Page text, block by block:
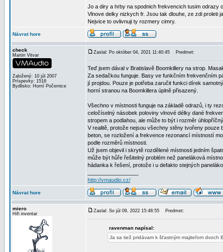
Jo a diry a hrby na spodnich frekvencich tusim odrazy
Vlnove delky nizkych fr. Jsou tak dlouhe, ze zdi proleti
Nejvice to ovlivnuji ty rozmery cimry.
Návrat hore
check
Martin Vitvar
Založený: 10 júl 2007
Príspevky: 1516
Bydlisko: Horní Počernice
Zaslal: Po október 04, 2021 11:40:45 Predmet:
Teď jsem dával v Bratislavě Boomkillery na strop.
Za sedačkou funguje. Basy ve funkčním frekvenčním
jí projdou. Pouze je potřeba zaručit funkci dírek
horní stranou na Boomkillera úplně přisazený.
Všechno v místnosti funguje na základě odrazů, i ty
celočíselný násobek poloviny vlnové délky dané
stropem a podlahou, ale může to být i rozměr
V realitě, protože nejsou všechny stěny tvořeny pouze
beton, se rozložení a frekvence rezonancí místností
podle rozměrů místnosti.
Už jsem objevil i skrytě rozdělené místnosti jedním
může být hůře řešitelný problém než paneláková
hádanka k řešení, protože i u defakto stejných
http://vmaudio.cz/
Návrat hore
miero
Hifi inventar
Zaslal: So júl 09, 2022 15:48:55 Predmet:
ravenman napísal:
Ja sa tiež pridávam k šťastným majiteľom dvoch